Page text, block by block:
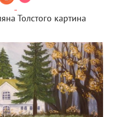
Толстого картина